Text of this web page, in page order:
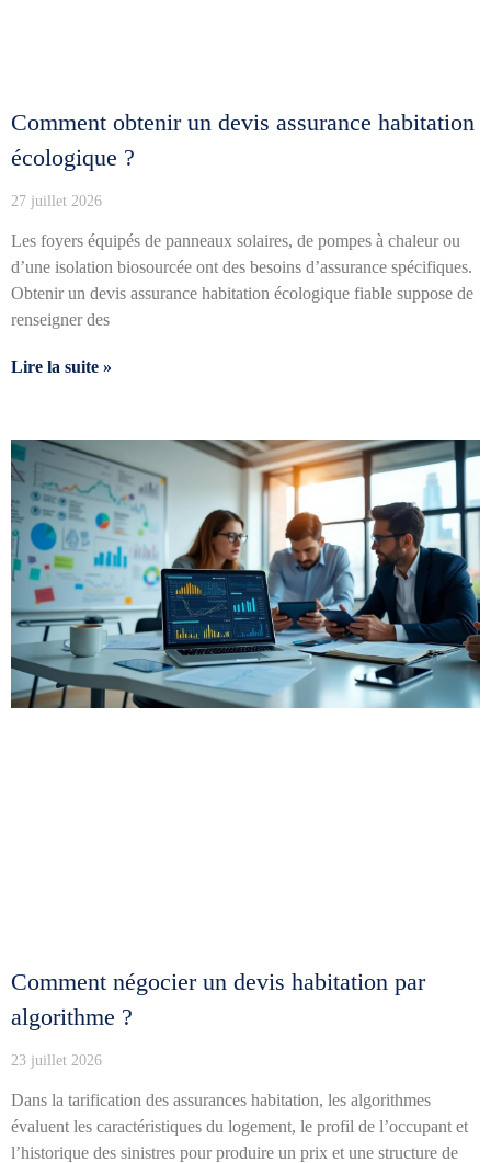
Comment obtenir un devis assurance habitation
écologique ?
27 juillet 2026
Les foyers équipés de panneaux solaires, de pompes à chaleur ou
d’une isolation biosourcée ont des besoins d’assurance spécifiques.
Obtenir un devis assurance habitation écologique fiable suppose de
renseigner des
Lire la suite »
Comment négocier un devis habitation par
algorithme ?
23 juillet 2026
Dans la tarification des assurances habitation, les algorithmes
évaluent les caractéristiques du logement, le profil de l’occupant et
l’historique des sinistres pour produire un prix et une structure de